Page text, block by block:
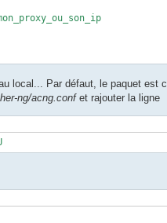
local... Par défaut, le paquet
ng/acng.confet rajouter la ligne